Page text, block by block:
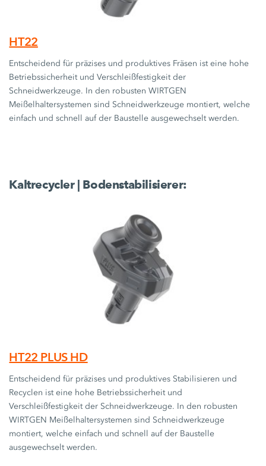
HT22
Entscheidend für präzises und produktives Fräsen ist eine hohe
Betriebssicherheit und Verschleißfestigkeit der
Schneidwerkzeuge. In den robusten WIRTGEN
Meißelhaltersystemen sind Schneidwerkzeuge montiert, welche
einfach und schnell auf der Baustelle ausgewechselt werden.
Kaltrecycler | Bodenstabilisierer:
HT22 PLUS HD
Entscheidend für präzises und produktives Stabilisieren und
Recyclen ist eine hohe Betriebssicherheit und
Verschleißfestigkeit der Schneidwerkzeuge. In den robusten
WIRTGEN Meißelhaltersystemen sind Schneidwerkzeuge
montiert, welche einfach und schnell auf der Baustelle
ausgewechselt werden.